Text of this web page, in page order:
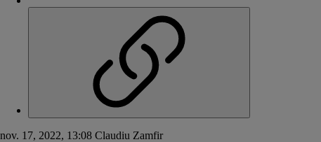
nov. 17, 2022, 13:08 Claudiu Zamfir